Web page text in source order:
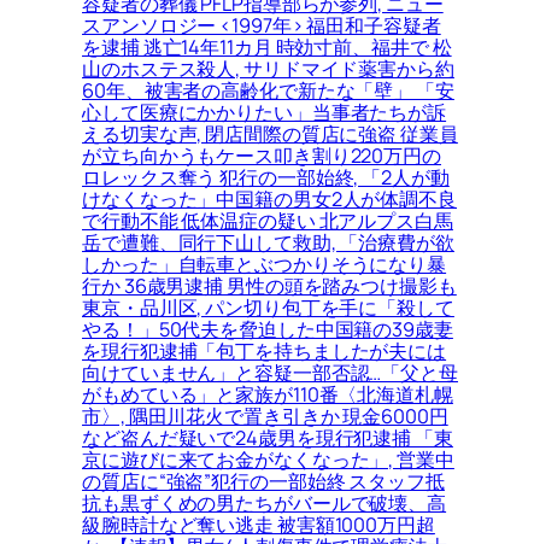
スアンソロジー <1997年> 福田和子容疑者
を逮捕 逃亡14年11カ月 時効寸前、福井で 松
山のホステス殺人, サリドマイド薬害から約
60年、被害者の高齢化で新たな「壁」 「安
心して医療にかかりたい」当事者たちが訴
える切実な声, 閉店間際の質店に強盗 従業員
が立ち向かうもケース叩き割り220万円の
ロレックス奪う 犯行の一部始終, 「2人が動
けなくなった」中国籍の男女2人が体調不良
で行動不能 低体温症の疑い 北アルプス白馬
岳で遭難、同行下山して救助, 「治療費が欲
しかった」自転車とぶつかりそうになり暴
行か 36歳男逮捕 男性の頭を踏みつけ撮影も
東京・品川区, パン切り包丁を手に「殺して
やる！」50代夫を脅迫した中国籍の39歳妻
を現行犯逮捕「包丁を持ちましたが夫には
向けていません」と容疑一部否認…「父と母
がもめている」と家族が110番〈北海道札幌
市〉, 隅田川花火で置き引きか 現金6000円
など盗んだ疑いで24歳男を現行犯逮捕 「東
京に遊びに来てお金がなくなった」, 営業中
の質店に“強盗”犯行の一部始終 スタッフ抵
抗も黒ずくめの男たちがバールで破壊、高
級腕時計など奪い逃走 被害額1000万円超